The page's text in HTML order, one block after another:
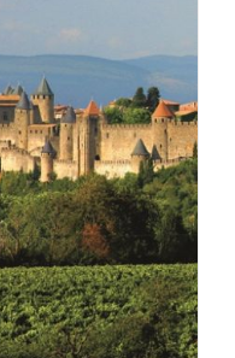
/ DÉTAILS